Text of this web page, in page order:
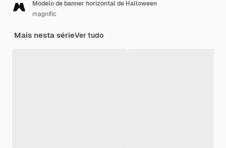
Modelo de banner horizontal de Halloween
magnific
Mais nesta sérieVer tudo